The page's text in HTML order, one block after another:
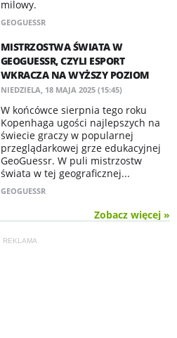
milowy.
GEOGUESSR
MISTRZOSTWA ŚWIATA W
GEOGUESSR, CZYLI ESPORT
WKRACZA NA WYŻSZY POZIOM
NIEDZIELA, 18 MAJA 2025 (15:45)
W końcówce sierpnia tego roku
Kopenhaga ugości najlepszych na
świecie graczy w popularnej
przeglądarkowej grze edukacyjnej
GeoGuessr. W puli mistrzostw
świata w tej geograficznej...
GEOGUESSR
Zobacz więcej »
REKLAMA